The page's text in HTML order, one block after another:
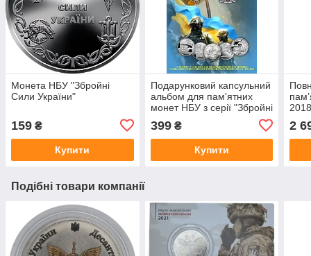
Монета НБУ "Збройні
Сили України"
159 ₴
Купити
Подарунковий капсульний
альбом для пам'ятних
монет НБУ з серії "Збройні
399₴
Купити
2
Подібні товари компанії